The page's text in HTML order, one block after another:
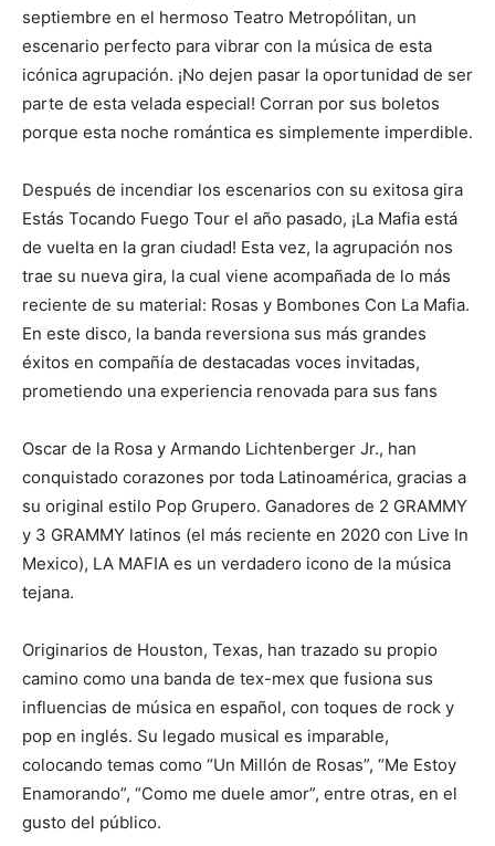
septiembre en el hermoso Teatro Metropólitan, un
escenario perfecto para vibrar con la música de esta
icónica agrupación. ¡No dejen pasar la oportunidad de ser
parte de esta velada especial! Corran por sus boletos
porque esta noche romántica es simplemente imperdible.
Después de incendiar los escenarios con su exitosa gira
Estás Tocando Fuego Tour el año pasado, ¡La Mafia está
de vuelta en la gran ciudad! Esta vez, la agrupación nos
trae su nueva gira, la cual viene acompañada de lo más
reciente de su material: Rosas y Bombones Con La Mafia.
En este disco, la banda reversiona sus más grandes
éxitos en compañía de destacadas voces invitadas,
prometiendo una experiencia renovada para sus fans
Oscar de la Rosa y Armando Lichtenberger Jr., han
conquistado corazones por toda Latinoamérica, gracias a
su original estilo Pop Grupero. Ganadores de 2 GRAMMY
y 3 GRAMMY latinos (el más reciente en 2020 con Live In
Mexico), LA MAFIA es un verdadero icono de la música
tejana.
Originarios de Houston, Texas, han trazado su propio
camino como una banda de tex-mex que fusiona sus
influencias de música en español, con toques de rock y
pop en inglés. Su legado musical es imparable,
colocando temas como “Un Millón de Rosas”, “Me Estoy
Enamorando”, “Como me duele amor”, entre otras, en el
gusto del público.